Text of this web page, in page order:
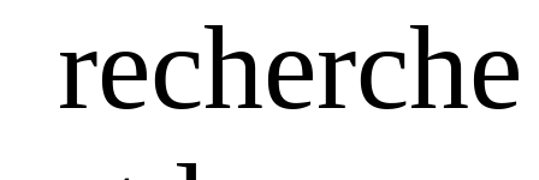
recherche